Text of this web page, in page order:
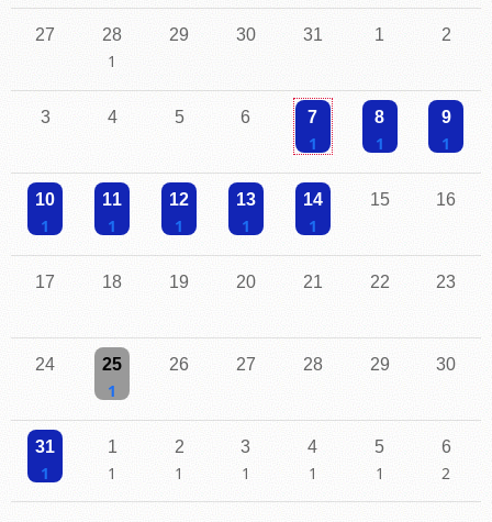
27 28 29 30 31 1 2
3 4 5 6 7
Einzelne Veranstaltung
8 9
10 11 12 13 14 15 16
17 18 19 20 21 22 23
24 25 26 27 28 29 30
31 1 2 3 4 5 6